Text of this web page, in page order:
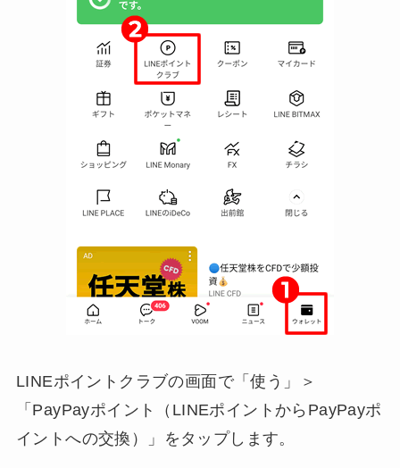
LINEポイントクラブの画面で「使う」＞
「PayPayポイント（LINEポイントからPayPayポ
イントへの交換）」をタップします。